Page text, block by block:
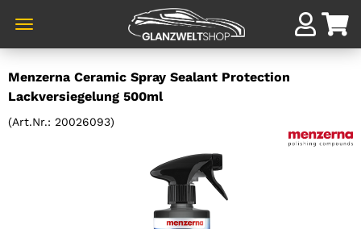
zum
Hauptinhalt
Menzerna Ceramic Spray Sealant Protection
Lackversiegelung 500ml
(Art.Nr.: 20026093)